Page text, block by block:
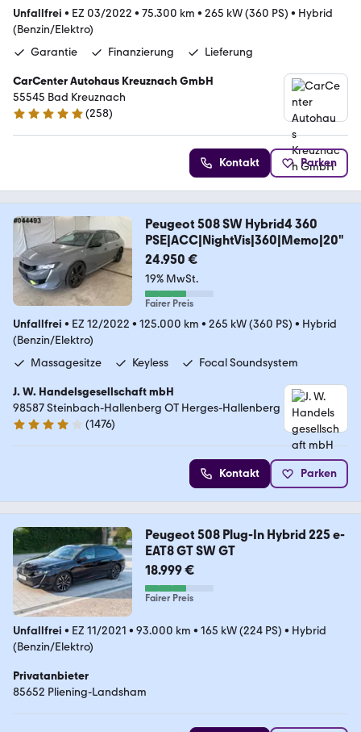
Unfallfrei • EZ 03/2022 • 75.300 km • 265 kW (360 PS) • Hybrid
(Benzin/Elektro)
Garantie
Finanzierung Lieferung
CarCenter Autohaus Kreuznach GmbH
55545 Bad Kreuznach
4.9 Sterne
(258)
Kontakt Parken
Peugeot 508 SW Hybrid4 360
PSE|ACC|NightVis|360|Memo|20"
24.950 €
19% MwSt.
Fairer Preis
Unfallfrei • EZ 12/2022 • 125.000 km • 265 kW (360 PS) • Hybrid
(Benzin/Elektro)
Massagesitze
Keyless Focal Soundsystem
J. W. Handelsgesellschaft mbH
98587 Steinbach-Hallenberg OT Herges-Hallenberg
4.2 Sterne
(1476)
Kontakt Parken
Peugeot 508 Plug-In Hybrid 225 e-
EAT8 GT SW GT
18.999 €
Fairer Preis
Unfallfrei • EZ 11/2021 • 93.000 km • 165 kW (224 PS) • Hybrid
(Benzin/Elektro)
Privatanbieter
85652 Pliening-Landsham